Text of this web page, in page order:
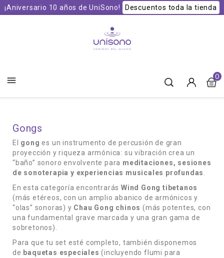
¡Aniversario 10 años de UniSono! Descuentos toda la tienda
 0
Gongs
El gong es un instrumento de percusión de gran
proyección y riqueza armónica: su vibración crea un
“baño” sonoro envolvente para meditaciones, sesiones
de sonoterapia y experiencias musicales profundas
En esta categoría encontrarás Wind Gong tibetanos
(más etéreos, con un amplio abanico de armónicos y
“olas” sonoras) y Chau Gong chinos (más potentes, con
una fundamental grave marcada y una gran gama de
sobretonos).
Para que tu set esté completo, también disponemos
de baquetas especiales (incluyendo flumi para